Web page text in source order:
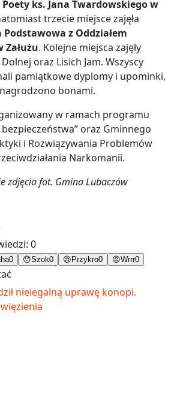
ks. Jana Twardowskiego w
trzecie miejsce zajęła
Podstawowa z Oddziałem
Załużu. Kolejne miejsca zajęły
oraz Lisich Jam. Wszyscy
pamiątkowe dyplomy i upominki,
bonami.
w ramach programu
oraz Gminnego
i Rozwiązywania Problemów
Narkomanii.
zdjęcia fot. Gmina Lubaczów
0
0 😯Szok0 😢 Przykro0 😡Wrrr0